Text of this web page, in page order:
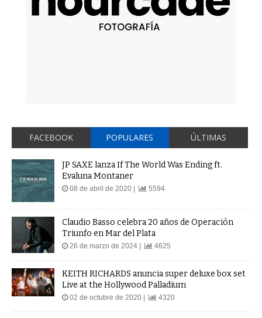
FACEBOOK POPULARES ÚLTIMAS
JP SAXE lanza If The World Was Ending ft.
Evaluna Montaner
08 de abril de 2020 | 5594
Claudio Basso celebra 20 años de Operación
Triunfo en Mar del Plata
26 de marzo de 2024 | 4625
KEITH RICHARDS anuncia super deluxe box set
Live at the Hollywood Palladium
02 de octubre de 2020 | 4320